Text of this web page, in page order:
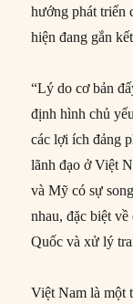
hướng phát triển
hiện đang gắn
“Lý do cơ bản
định hình chủ
các lợi ích đảng
lãnh đạo ở Việt
và Mỹ có sự
nhau, đặc biệt
Quốc và xử lý
Việt Nam là một